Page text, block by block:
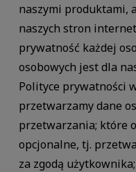
naszymi produktami,
naszych stron
prywatność każdej
osobowych jest dla
Polityce prywatności
przetwarzamy dane
przetwarzania; które
opcjonalne, tj.
za zgodą